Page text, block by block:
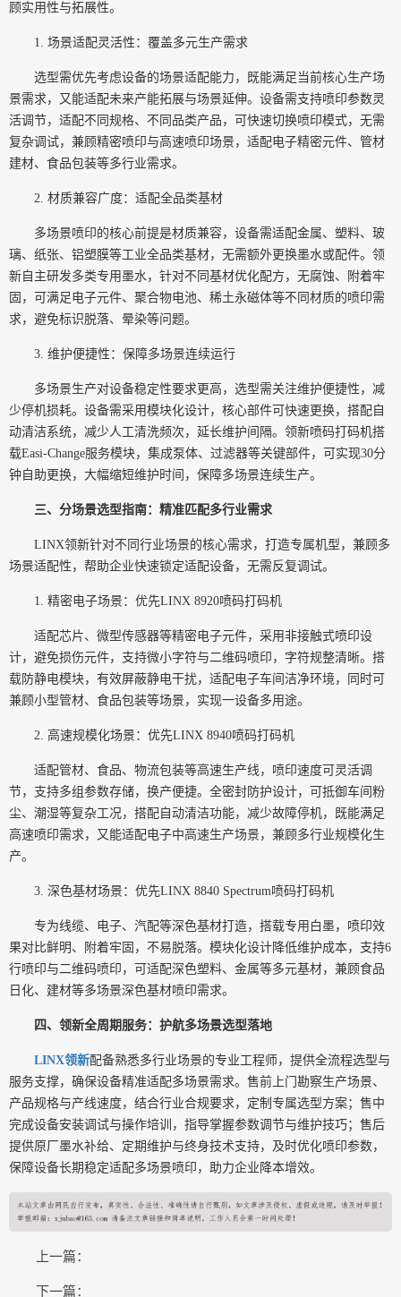
顾实用性与拓展性。
1. 场景适配灵活性：覆盖多元生产需求
选型需优先考虑设备的场景适配能力，既能满足当前核心生产场
景需求，又能适配未来产能拓展与场景延伸。设备需支持喷印参数灵
活调节，适配不同规格、不同品类产品，可快速切换喷印模式，无需
复杂调试，兼顾精密喷印与高速喷印场景，适配电子精密元件、管材
建材、食品包装等多行业需求。
2. 材质兼容广度：适配全品类基材
多场景喷印的核心前提是材质兼容，设备需适配金属、塑料、玻
璃、纸张、铝塑膜等工业全品类基材，无需额外更换墨水或配件。领
新自主研发多类专用墨水，针对不同基材优化配方，无腐蚀、附着牢
固，可满足电子元件、聚合物电池、稀土永磁体等不同材质的喷印需
求，避免标识脱落、晕染等问题。
3. 维护便捷性：保障多场景连续运行
多场景生产对设备稳定性要求更高，选型需关注维护便捷性，减
少停机损耗。设备需采用模块化设计，核心部件可快速更换，搭配自
动清洁系统，减少人工清洗频次，延长维护间隔。领新喷码打码机搭
载Easi-Change服务模块，集成泵体、过滤器等关键部件，可实现30分
钟自助更换，大幅缩短维护时间，保障多场景连续生产。
三、分场景选型指南：精准匹配多行业需求
LINX领新针对不同行业场景的核心需求，打造专属机型，兼顾多
场景适配性，帮助企业快速锁定适配设备，无需反复调试。
1. 精密电子场景：优先LINX 8920喷码打码机
适配芯片、微型传感器等精密电子元件，采用非接触式喷印设
计，避免损伤元件，支持微小字符与二维码喷印，字符规整清晰。搭
载防静电模块，有效屏蔽静电干扰，适配电子车间洁净环境，同时可
兼顾小型管材、食品包装等场景，实现一设备多用途。
2. 高速规模化场景：优先LINX 8940喷码打码机
适配管材、食品、物流包装等高速生产线，喷印速度可灵活调
节，支持多组参数存储，换产便捷。全密封防护设计，可抵御车间粉
尘、潮湿等复杂工况，搭配自动清洁功能，减少故障停机，既能满足
高速喷印需求，又能适配电子中高速生产场景，兼顾多行业规模化生
产。
3. 深色基材场景：优先LINX 8840 Spectrum喷码打码机
专为线缆、电子、汽配等深色基材打造，搭载专用白墨，喷印效
果对比鲜明、附着牢固，不易脱落。模块化设计降低维护成本，支持6
行喷印与二维码喷印，可适配深色塑料、金属等多元基材，兼顾食品
日化、建材等多场景深色基材喷印需求。
四、领新全周期服务：护航多场景选型落地
LINX领新配备熟悉多行业场景的专业工程师，提供全流程选型与
服务支撑，确保设备精准适配多场景需求。售前上门勘察生产场景、
产品规格与产线速度，结合行业合规要求，定制专属选型方案；售中
完成设备安装调试与操作培训，指导掌握参数调节与维护技巧；售后
提供原厂墨水补给、定期维护与终身技术支持，及时优化喷印参数，
保障设备长期稳定适配多场景喷印，助力企业降本增效。
上一篇：
下一篇：